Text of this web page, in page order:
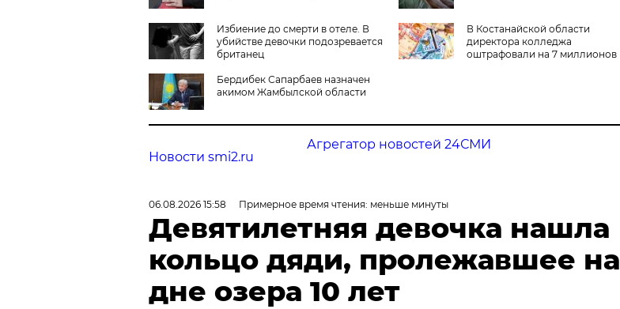
Избиение до смерти в отеле. В
убийстве девочки подозревается
британец
В Костанайской области
директора колледжа
оштрафовали на 7 миллионов
Бердибек Сапарбаев назначен
акимом Жамбылской области
Агрегатор новостей 24СМИ
Новости smi2.ru
06.08.2026 15:58 Примерное время чтения: меньше минуты
Девятилетняя девочка нашла
кольцо дяди, пролежавшее на
дне озера 10 лет